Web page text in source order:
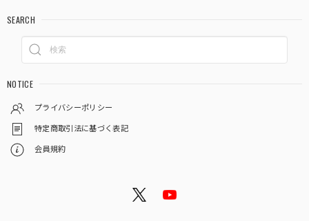
SEARCH
NOTICE
プライバシーポリシー
特定商取引法に基づく表記
会員規約